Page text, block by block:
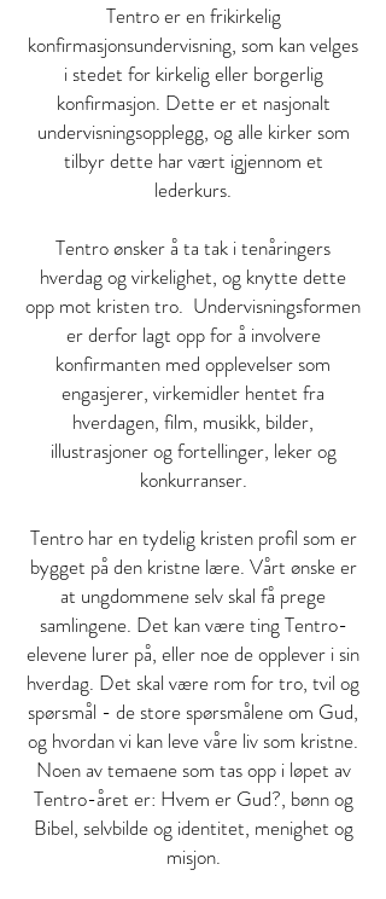
Tentro er en frikirkelig
konfirmasjonsundervisning, som kan velges
i stedet for kirkelig eller borgerlig
konfirmasjon. Dette er et nasjonalt
undervisningsopplegg, og alle kirker som
tilbyr dette har vært igjennom et
lederkurs.
Tentro ønsker å ta tak i tenåringers
hverdag og virkelighet, og knytte dette
opp mot kristen tro. Undervisningsformen
er derfor lagt opp for å involvere
konfirmanten med opplevelser som
engasjerer, virkemidler hentet fra
hverdagen, film, musikk, bilder,
illustrasjoner og fortellinger, leker og
konkurranser.
Tentro har en tydelig kristen profil som er
bygget på den kristne lære. Vårt ønske er
at ungdommene selv skal få prege
samlingene. Det kan være ting Tentro-
elevene lurer på, eller noe de opplever i sin
hverdag. Det skal være rom for tro, tvil og
spørsmål - de store spørsmålene om Gud,
og hvordan vi kan leve våre liv som kristne.
Noen av temaene som tas opp i løpet av
Tentro-året er: Hvem er Gud?, bønn og
Bibel, selvbilde og identitet, menighet og
misjon.